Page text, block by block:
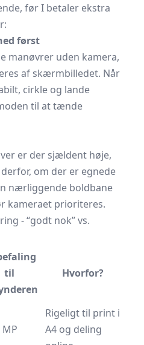
før I betaler ekstra
først
manøvrer uden kamera,
af skærmbilledet. Når
cirkle og lande
til at tænde
er der sjældent høje,
om der er egnede
nærliggende boldbane
kameraet prioriteres.
- “godt nok” vs.
til
Hvorfor?
MP
Rigeligt til print i
A4 og deling